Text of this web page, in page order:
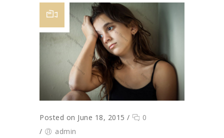
Posted on June 18, 2015 /
0
/
admin